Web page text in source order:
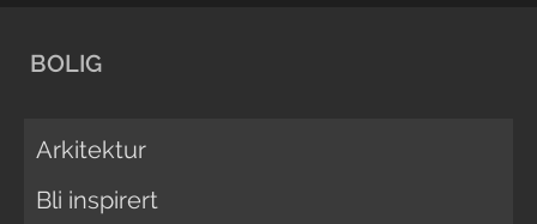
BOLIG
Arkitektur
Bli inspirert